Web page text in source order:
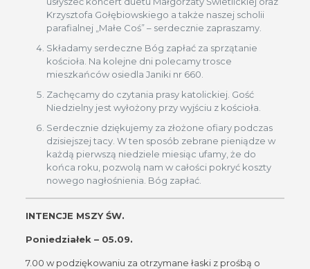
Krzysztofa Gołębiowskiego a także naszej scholii
parafialnej „Małe Coś” – serdecznie zapraszamy.
Składamy serdeczne Bóg zapłać za sprzątanie
kościoła. Na kolejne dni polecamy trosce
mieszkańców osiedla Janiki nr 660.
Zachęcamy do czytania prasy katolickiej. Gość
Niedzielny jest wyłożony przy wyjściu z kościoła.
Serdecznie dziękujemy za złożone ofiary podczas
dzisiejszej tacy. W ten sposób zebrane pieniądze w
każdą pierwszą niedziele miesiąc ufamy, że do
końca roku, pozwolą nam w całości pokryć koszty
nowego nagłośnienia. Bóg zapłać.
INTENCJE MSZY ŚW.
Poniedziałek – 05.09.
7.00 w podziękowaniu za otrzymane łaski z prośbą o